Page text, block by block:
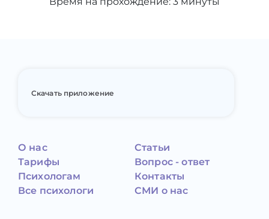
Скачать приложение
О нас
Тарифы
Психологам
Все психологи
Статьи
Вопрос - ответ
Контакты
СМИ о нас